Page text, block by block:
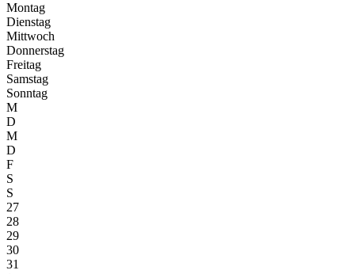
Montag
Dienstag
Mittwoch
Donnerstag
Freitag
Samstag
Sonntag
M
D
M
D
F
S
S
27
28
29
30
31